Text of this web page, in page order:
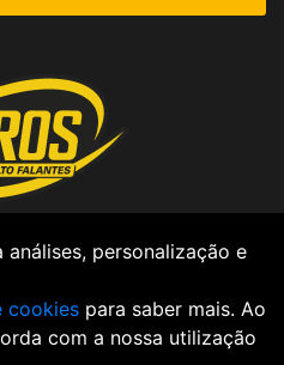
Policy |Code of
| Data policy |
personalização e
cookies para saber mais. Ao
com a nossa utilização